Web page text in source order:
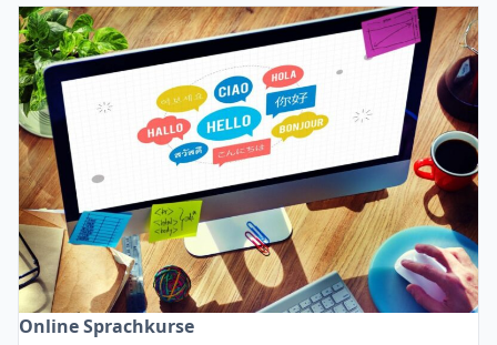
Online Sprachkurse